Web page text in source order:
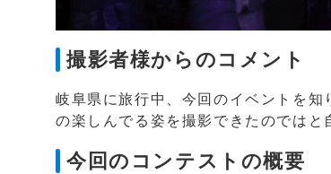
撮影者様からのコメント
岐阜県に旅行中、今回のイベントを
の楽しんでる姿を撮影できたのではと
今回のコンテストの概要